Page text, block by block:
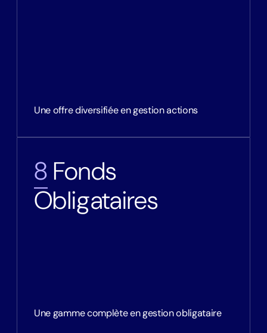
Une offre diversifiée en gestion actions
8 Fonds
Obligataires
Une gamme complète en gestion obligataire